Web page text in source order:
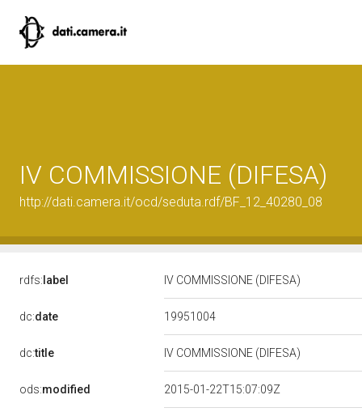
IV COMMISSIONE (DIFESA)
http://dati.camera.it/ocd/seduta.rdf/BF_12_40280_08
rdfs: label IV COMMISSIONE (DIFESA)
dc:date 19951004
dc:title IV COMMISSIONE (DIFESA)
ods:modified 2015-01-22T15:07:09Z